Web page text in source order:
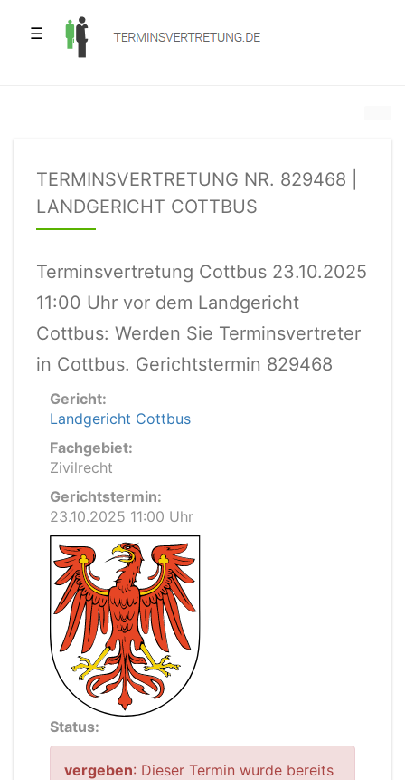
☰
TERMINSVERTRETUNG NR. 829468 |
LANDGERICHT COTTBUS
Terminsvertretung Cottbus 23.10.2025
11:00 Uhr vor dem Landgericht
Cottbus: Werden Sie Terminsvertreter
in Cottbus. Gerichtstermin 829468
Gericht:
Landgericht Cottbus
Fachgebiet:
Zivilrecht
Gerichtstermin:
23.10.2025 11:00 Uhr
Status:
vergeben: Dieser Termin wurde bereits